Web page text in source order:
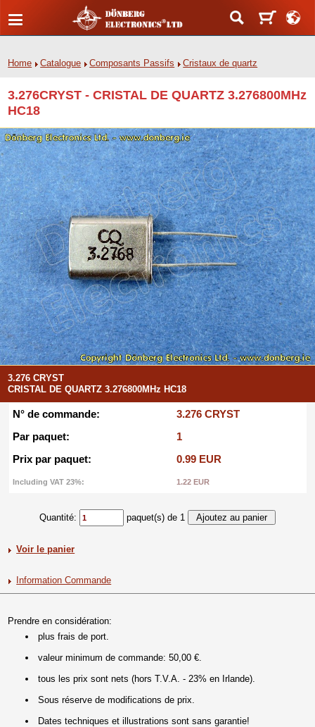
Home Catalogue Composants Passifs Cristaux de quartz
3.276CRYST - CRISTAL DE QUARTZ 3.276800MHz
HC18
3.276 CRYST
CRISTAL DE QUARTZ 3.276800MHz HC18
N° de commande:
3.276 CRYST
Par paquet:
1
Prix par paquet:
0.99 EUR
Including VAT 23%: 1.22 EUR
Quantité: paquet(s) de 1
Voir le panier
Information Commande
Prendre en considération:
plus frais de port.
valeur minimum de commande: 50,00 €.
tous les prix sont nets (hors T.V.A. - 23% en Irlande).
Sous réserve de modifications de prix.
Dates techniques et illustrations sont sans garantie!